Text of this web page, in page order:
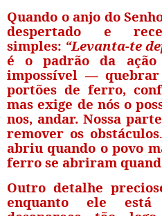
Quando o anjo do
despertado e
simples: “Levanta-te
é o padrão da ação
impossível —
portões de ferro,
mas exige de nós o
nos, andar. Nossa
remover os obstáculos.
abriu quando o povo
ferro se abriram
Outro detalhe
enquanto ele está